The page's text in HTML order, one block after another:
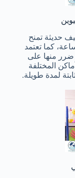
حديثة تمنح
كما تعتمد
ضرر منها على
المختلفة
لمدة طويلة.